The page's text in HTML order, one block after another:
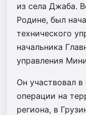
из села Джаба.
Родине, был
технического
начальника
управления
Он участвовал
операции на
региона, в